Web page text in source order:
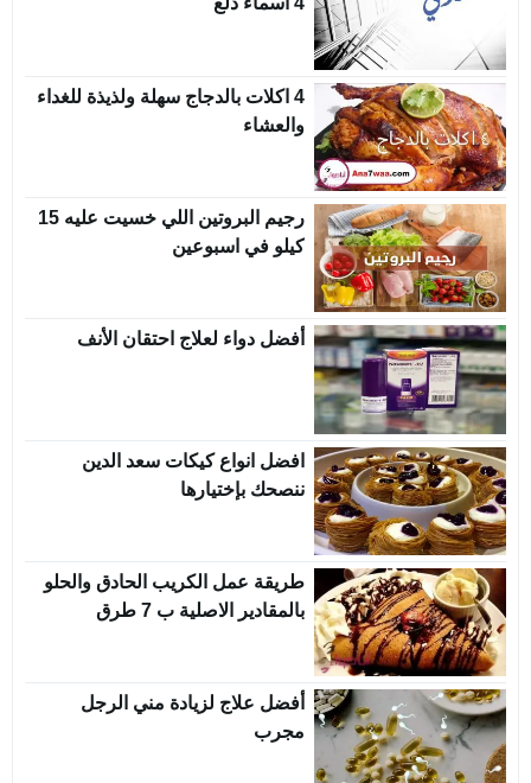
4 اكلات بالدجاج سهلة ولذيذة للغداء
والعشاء
رجيم البروتين اللي خسيت عليه 15
كيلو في اسبوعين
أفضل دواء لعلاج احتقان الأنف
افضل انواع كيكات سعد الدين
ننصحك بإختيارها
طريقة عمل الكريب الحادق والحلو
بالمقادير الاصلية ب 7 طرق
أفضل علاج لزيادة مني الرجل
مجرب